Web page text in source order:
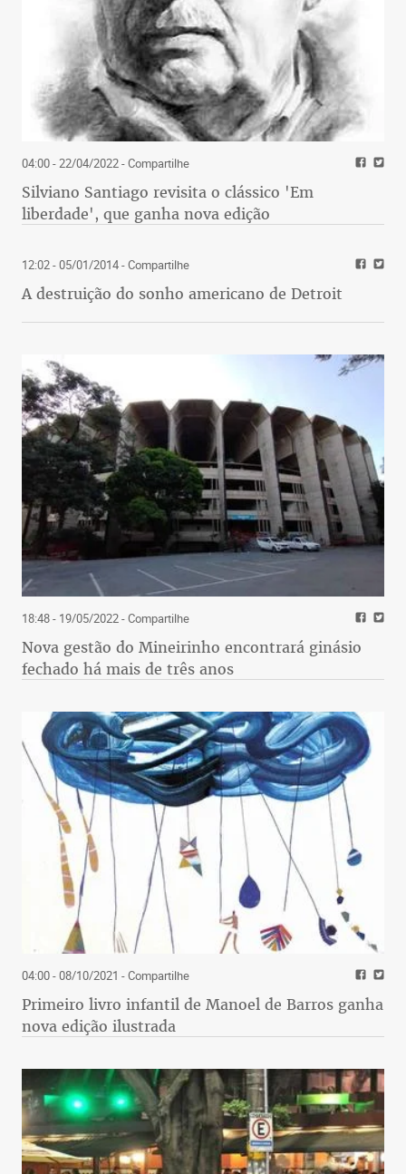
04:00 - 22/04/2022- Compartilhe
Silviano Santiago revisita o clássico 'Em
liberdade', que ganha nova edição
12:02 - 05/01/2014- Compartilhe
A destruição do sonho americano de Detroit
18:48 - 19/05/2022- Compartilhe
Nova gestão do Mineirinho encontrará ginásio
fechado há mais de três anos
04:00 - 08/10/2021 - Compartilhe
Primeiro livro infantil de Manoel de Barros ganha
nova edição ilustrada